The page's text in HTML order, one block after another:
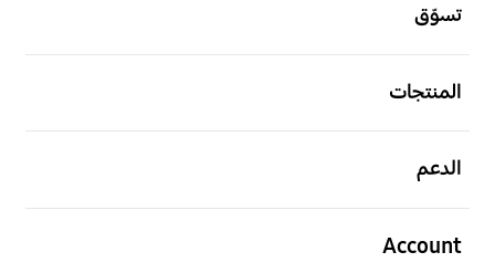
تسوّق
المنتجات
الدعم
Account